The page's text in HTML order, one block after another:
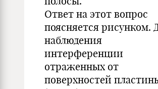
Ответ на этот вопрос
поясняется рисунком.
наблюдения
интерференции
отраженных от
поверхностей